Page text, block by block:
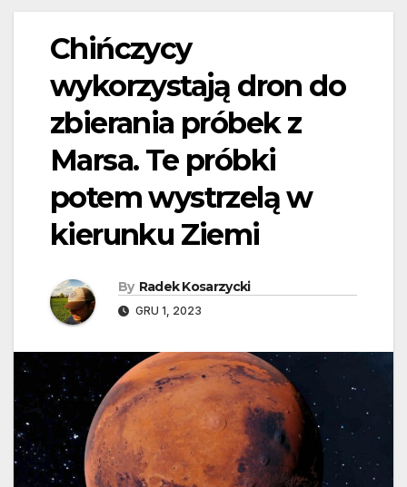
Chińczycy
wykorzystają dron do
zbierania próbek z
Marsa. Te próbki
potem wystrzelą w
kierunku Ziemi
By Radek Kosarzycki
GRU 1, 2023